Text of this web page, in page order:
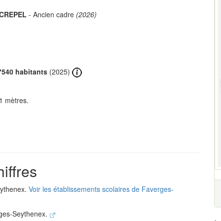
- Ancien cadre (2026)
habitants (2025)
mètres.
Voir les établissements scolaires de Faverges-
Seythenex.